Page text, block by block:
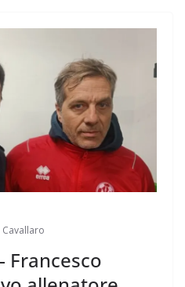
Francesco